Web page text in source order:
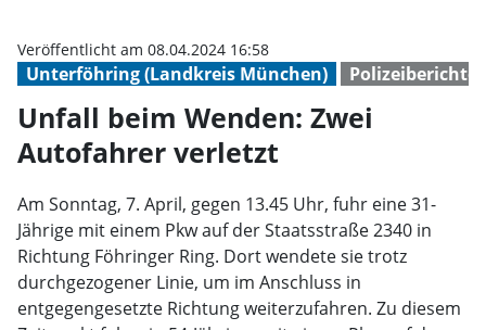
Unterföhring (Landkreis München) Polizeiberichte
Veröffentlicht am 08.04.2024 16:58
Unfall beim Wenden: Zwei
Autofahrer verletzt
Am Sonntag, 7. April, gegen 13.45 Uhr, fuhr eine 31-
Jährige mit einem Pkw auf der Staatsstraße 2340 in
Richtung Föhringer Ring. Dort wendete sie trotz
durchgezogener Linie, um im Anschluss in
entgegengesetzte Richtung weiterzufahren. Zu diesem